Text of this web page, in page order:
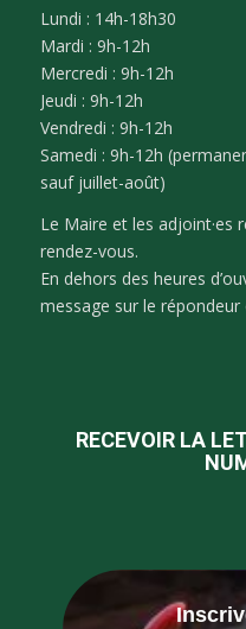
Lundi : 14h-18h30
Mardi : 9h-12h
Mercredi : 9h-12h
Jeudi : 9h-12h
Vendredi : 9h-12h
Samedi : 9h-12h
sauf juillet-août)
Le Maire et les adjoint·es
rendez-vous.
En dehors des heures
message sur le répondeur
RECEVOIR LA